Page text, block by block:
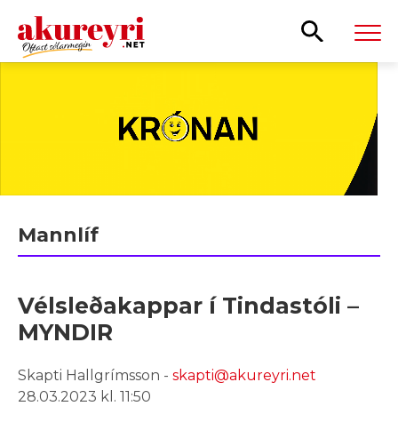
Mannlíf
Vélsleðakappar í Tindastóli –
MYNDIR
Skapti Hallgrímsson - skapti@akureyri.net
28.03.2023 kl. 11:50